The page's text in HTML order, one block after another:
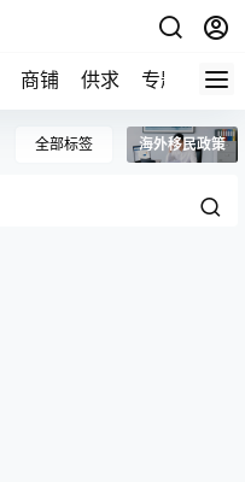
商铺 供求 专题 导航
全部标签 海外移民政策